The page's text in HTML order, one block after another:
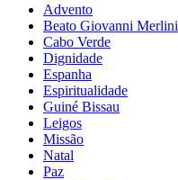
Advento
Beato Giovanni Merlini
Cabo Verde
Dignidade
Espanha
Espiritualidade
Guiné Bissau
Leigos
Missão
Natal
Paz